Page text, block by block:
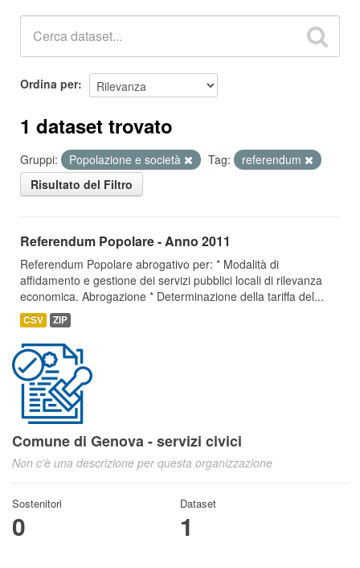
Ordina per
1 dataset trovato
Gruppi: Popolazione e società Tag:
referendum
Risultato del Filtro
Referendum Popolare - Anno 2011
Referendum Popolare abrogativo per: * Modalità di
affidamento e gestione dei servizi pubblici locali di rilevanza
economica. Abrogazione * Determinazione della tariffa del...
CSV ZIP
Comune di Genova - servizi civici
Non c'è una descrizione per questa organizzazione
Sostenitori
0
Dataset
1